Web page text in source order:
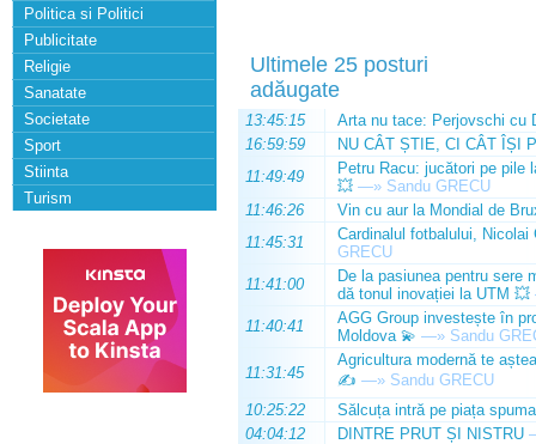
Politica si Politici
Publicitate
Religie
Sanatate
Societate
Sport
Stiinta
Turism
Ultimele 25 posturi
adăugate
13:45:15
Arta nu tace: Perjovschi cu
16:59:59
NU CÂT ȘTIE, CI CÂT ÎȘI
11:49:49
Petru Racu: jucători pe pile
💥 —» Sandu GRECU
11:46:26
Vin cu aur la Mondial de
11:45:31
Cardinalul fotbalului,
GRECU
11:41:00
De la pasiunea pentru sere
dă tonul inovației la UTM 💥
11:40:41
AGG Group investește în
Moldova 💫 —» Sandu
11:31:45
Agricultura modernă te
✍️ —» Sandu GRECU
10:25:22
Sălcuța intră pe piața
04:04:12
DINTRE PRUT ȘI NISTRU